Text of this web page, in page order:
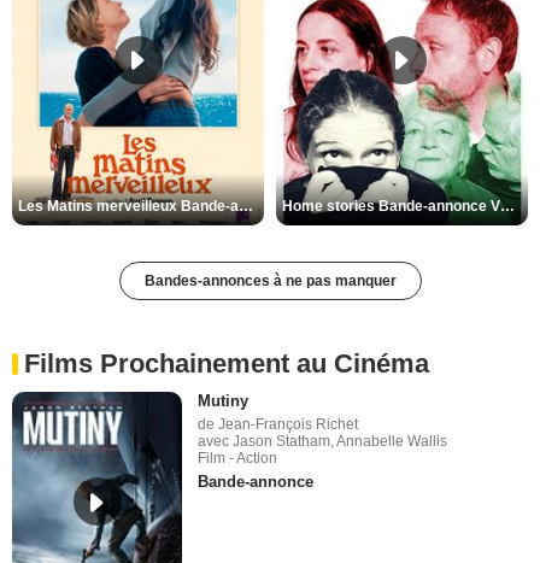
Les Matins merveilleux Bande-annonce VF Home stories Bande-annonce VO STFR
Bandes-annonces à ne pas manquer
Films Prochainement au Cinéma
Mutiny
de Jean-François Richet
avec Jason Statham, Annabelle Wallis
Film - Action
Bande-annonce